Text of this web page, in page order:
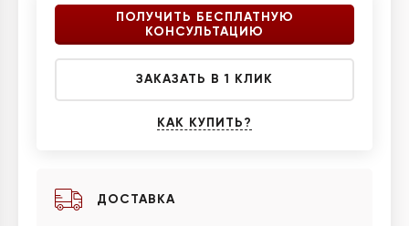
ПОЛУЧИТЬ БЕСПЛАТНУЮ
КОНСУЛЬТАЦИЮ
ЗАКАЗАТЬ В 1 КЛИК
КАК КУПИТЬ?
ДОСТАВКА